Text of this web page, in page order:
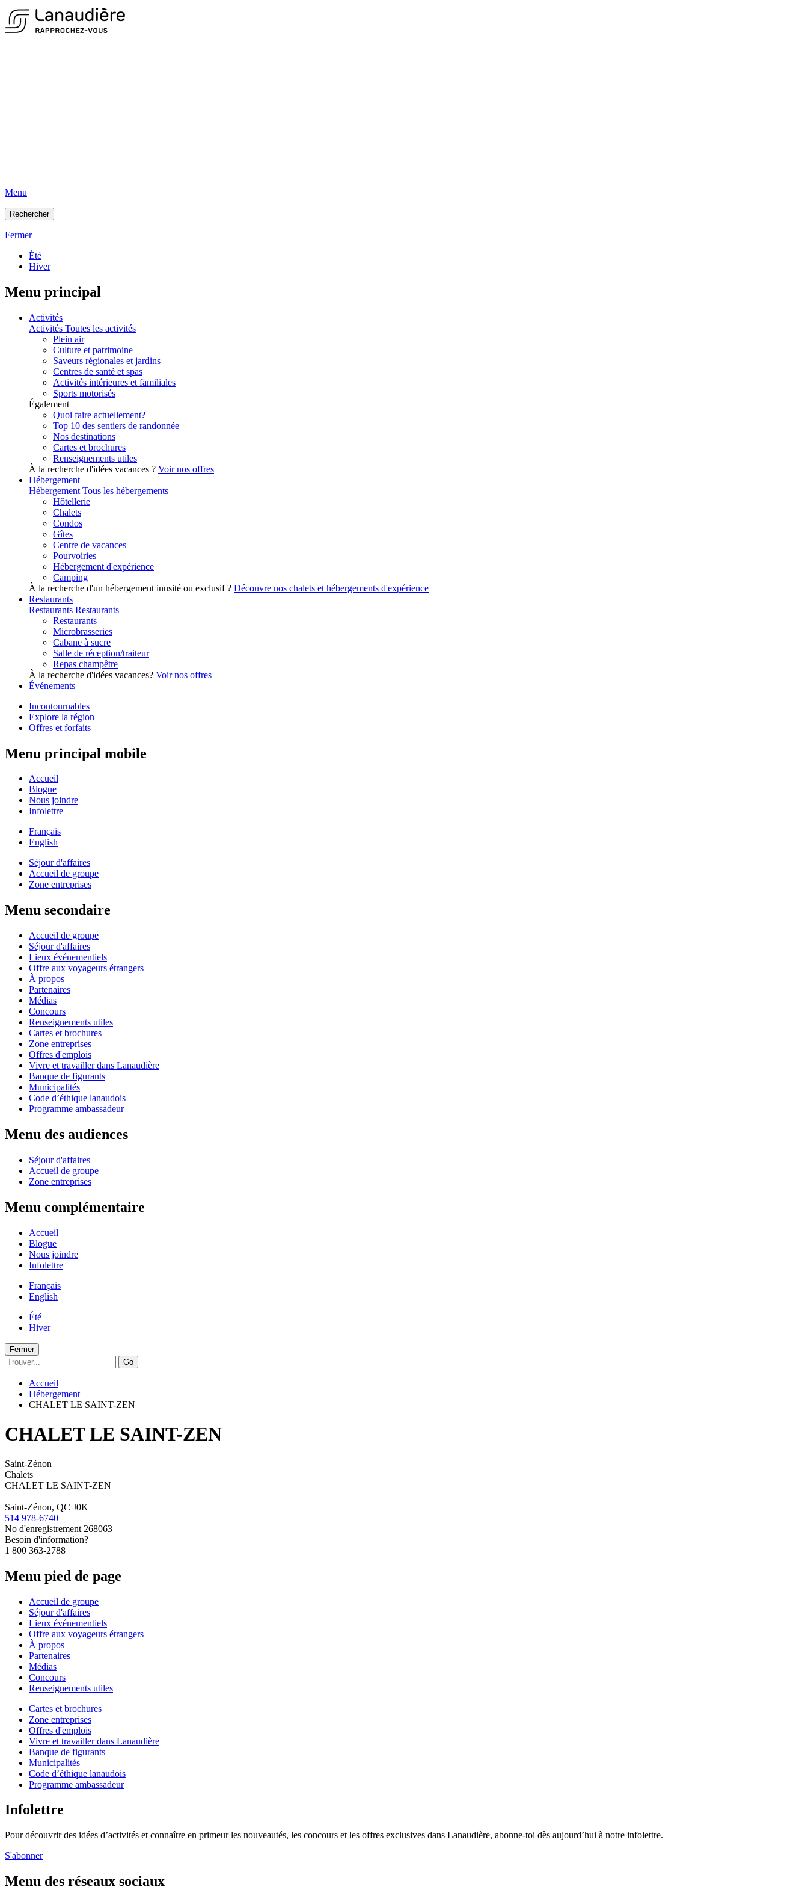
Menu
Rechercher
Fermer
Été
Hiver
Menu principal
Activités
Activités Toutes les activités
Plein air
Culture et patrimoine
Saveurs régionales et jardins
Centres de santé et spas
Activités intérieures et familiales
Sports motorisés
Également
Quoi faire actuellement?
Top 10 des sentiers de randonnée
Nos destinations
Cartes et brochures
Renseignements utiles
À la recherche d'idées vacances ? Voir nos offres
Hébergement
Hébergement Tous les hébergements
Hôtellerie
Chalets
Condos
Gîtes
Centre de vacances
Pourvoiries
Hébergement d'expérience
Camping
À la recherche d'un hébergement inusité ou exclusif ? Découvre nos chalets et hébergements d'expérience
Restaurants
Restaurants Restaurants
Restaurants
Microbrasseries
Cabane à sucre
Salle de réception/traiteur
Repas champêtre
À la recherche d'idées vacances? Voir nos offres
Événements
Incontournables
Explore la région
Offres et forfaits
Menu principal mobile
Accueil
Blogue
Nous joindre
Infolettre
Français
English
Séjour d'affaires
Accueil de groupe
Zone entreprises
Menu secondaire
Accueil de groupe
Séjour d'affaires
Lieux événementiels
Offre aux voyageurs étrangers
À propos
Partenaires
Médias
Concours
Renseignements utiles
Cartes et brochures
Zone entreprises
Offres d'emplois
Vivre et travailler dans Lanaudière
Banque de figurants
Municipalités
Code d’éthique lanaudois
Programme ambassadeur
Menu des audiences
Séjour d'affaires
Accueil de groupe
Zone entreprises
Menu complémentaire
Accueil
Blogue
Nous joindre
Infolettre
Français
English
Été
Hiver
Fermer
Go
Accueil
Hébergement
CHALET LE SAINT-ZEN
CHALET LE SAINT-ZEN
Saint-Zénon
Chalets
CHALET LE SAINT-ZEN
Saint-Zénon, QC J0K
514 978-6740
No d'enregistrement 268063
Besoin d'information?
1 800 363-2788
Menu pied de page
Accueil de groupe
Séjour d'affaires
Lieux événementiels
Offre aux voyageurs étrangers
À propos
Partenaires
Médias
Concours
Renseignements utiles
Cartes et brochures
Zone entreprises
Offres d'emplois
Vivre et travailler dans Lanaudière
Banque de figurants
Municipalités
Code d’éthique lanaudois
Programme ambassadeur
Infolettre
Pour découvrir des idées d’activités et connaître en primeur les nouveautés, les concours et les offres exclusives dans Lanaudière, abonne-toi dès aujourd’hui à notre infolettre.
S'abonner
Menu des réseaux sociaux